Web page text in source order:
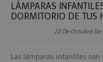
LÁMPARAS
DORMITORIO DE TUS
22 De Octubre De
Las lámparas infantiles